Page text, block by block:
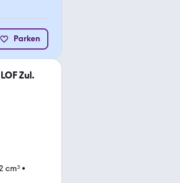
Parken
Zul.
cm³•